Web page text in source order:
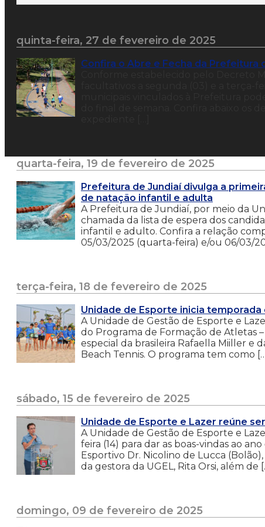
quinta-feira, 27 de fevereiro de 2025
Confira o Abre e Fecha da Prefeitura
quarta-feira, 19 de fevereiro de 2025
Prefeitura de Jundiaí divulga a
de natação infantil e adulta
A Prefeitura de Jundiaí, por meio da
chamada da lista de espera dos
infantil e adulto. Confira a relação
05/03/2025 (quarta-feira) e/ou 06/03/
terça-feira, 18 de fevereiro de 2025
Unidade de Esporte inicia
A Unidade de Gestão de Esporte e
do Programa de Formação de Atletas
especial da brasileira Rafaella Miiller e
Beach Tennis. O programa tem como
sábado, 15 de fevereiro de 2025
Unidade de Esporte e Lazer reúne
A Unidade de Gestão de Esporte e
feira (14) para dar as boas-vindas ao
Esportivo Dr. Nicolino de Lucca
da gestora da UGEL, Rita Orsi, além de
domingo, 09 de fevereiro de 2025